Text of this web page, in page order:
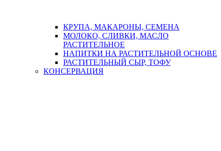
КРУПА, МАКАРОНЫ, СЕМЕНА
МОЛОКО, СЛИВКИ, МАСЛО
РАСТИТЕЛЬНОЕ
НАПИТКИ НА РАСТИТЕЛЬНОЙ ОСНОВЕ
РАСТИТЕЛЬНЫЙ СЫР, ТОФУ
КОНСЕРВАЦИЯ